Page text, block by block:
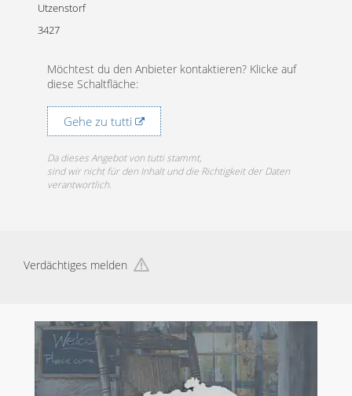
Utzenstorf
3427
Möchtest du den Anbieter kontaktieren? Klicke auf
diese Schaltfläche:
Gehe zu tutti
Da dieses Angebot von tutti stammt,
sind wir nicht für den Inhalt und die Richtigkeit der Daten
verantwortlich.
Verdächtiges melden